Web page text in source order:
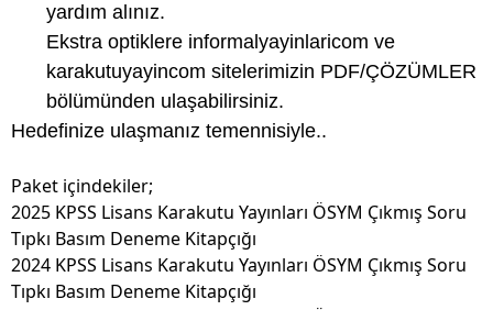
yardım alınız.
Ekstra optiklere informalyayinlaricom ve
karakutuyayincom sitelerimizin PDF/ÇÖZÜMLER
bölümünden ulaşabilirsiniz.
Hedefinize ulaşmanız temennisiyle..
Paket içindekiler;
2025 KPSS Lisans Karakutu Yayınları ÖSYM Çıkmış Soru
Tıpkı Basım Deneme Kitapçığı
2024 KPSS Lisans Karakutu Yayınları ÖSYM Çıkmış Soru
Tıpkı Basım Deneme Kitapçığı